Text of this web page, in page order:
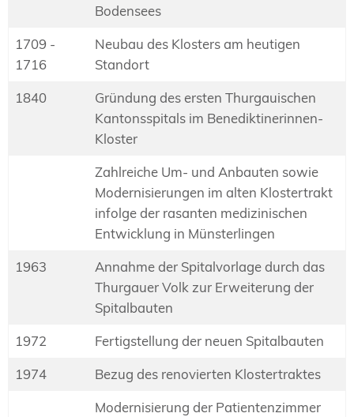
Bodensees
1709 -
1716
Neubau des Klosters am heutigen
Standort
1840
Gründung des ersten Thurgauischen
Kantonsspitals im Benediktinerinnen-
Kloster
Zahlreiche Um- und Anbauten sowie
Modernisierungen im alten Klostertrakt
infolge der rasanten medizinischen
Entwicklung in Münsterlingen
1963
Annahme der Spitalvorlage durch das
Thurgauer Volk zur Erweiterung der
Spitalbauten
1972
Fertigstellung der neuen Spitalbauten
1974
Bezug des renovierten Klostertraktes
Modernisierung der Patientenzimmer